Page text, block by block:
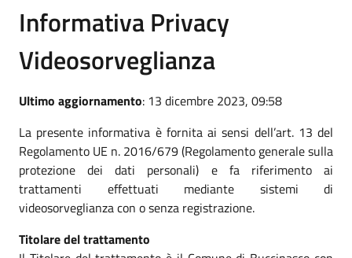
Informativa Privacy
Videosorveglianza
Ultimo aggiornamento: 13 dicembre 2023, 09:58
La presente informativa è fornita ai sensi dell’art. 13 del
Regolamento UE n. 2016/679 (Regolamento generale sulla
protezione dei dati personali) e fa riferimento ai
trattamenti effettuati mediante sistemi di
videosorveglianza con o senza registrazione.
Titolare del trattamento